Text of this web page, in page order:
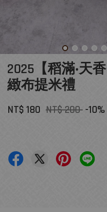
2025【稻滿‧天
緻布提米禮
NT$ 180 NT$ 200 -10%